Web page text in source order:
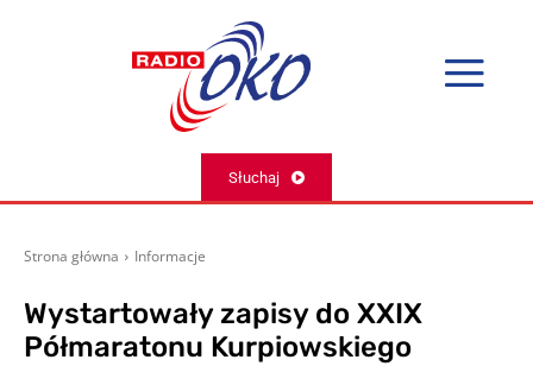
Słuchaj
Strona główna Informacje
Wystartowały zapisy do XXIX
Półmaratonu Kurpiowskiego